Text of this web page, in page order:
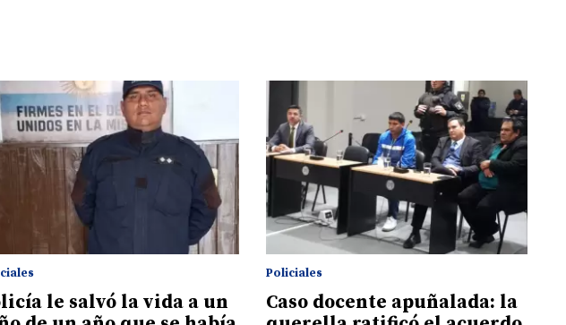
le salvó la vida a un
Policiales
Caso docente apuñalada: la